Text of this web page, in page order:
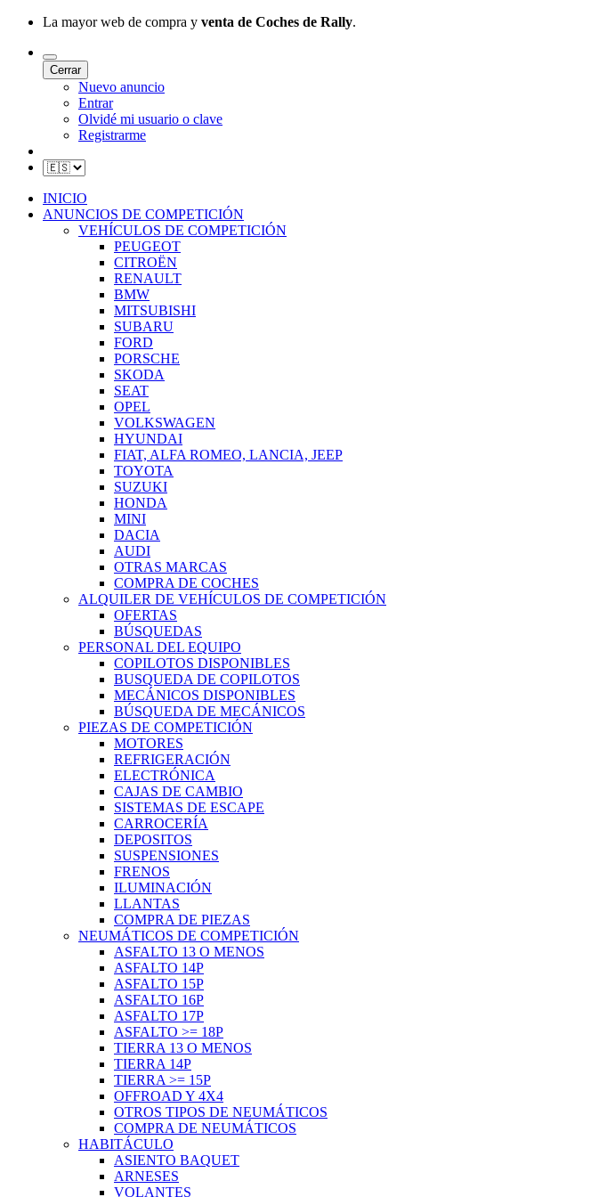
La mayor web de compra y venta de Coches de Rally.
Cerrar
Nuevo anuncio
Entrar
Olvidé mi usuario o clave
Registrarme
INICIO
ANUNCIOS DE COMPETICIÓN
VEHÍCULOS DE COMPETICIÓN
PEUGEOT
CITROËN
RENAULT
BMW
MITSUBISHI
SUBARU
FORD
PORSCHE
SKODA
SEAT
OPEL
VOLKSWAGEN
HYUNDAI
FIAT, ALFA ROMEO, LANCIA, JEEP
TOYOTA
SUZUKI
HONDA
MINI
DACIA
AUDI
OTRAS MARCAS
COMPRA DE COCHES
ALQUILER DE VEHÍCULOS DE COMPETICIÓN
OFERTAS
BÚSQUEDAS
PERSONAL DEL EQUIPO
COPILOTOS DISPONIBLES
BUSQUEDA DE COPILOTOS
MECÁNICOS DISPONIBLES
BÚSQUEDA DE MECÁNICOS
PIEZAS DE COMPETICIÓN
MOTORES
REFRIGERACIÓN
ELECTRÓNICA
CAJAS DE CAMBIO
SISTEMAS DE ESCAPE
CARROCERÍA
DEPOSITOS
SUSPENSIONES
FRENOS
ILUMINACIÓN
LLANTAS
COMPRA DE PIEZAS
NEUMÁTICOS DE COMPETICIÓN
ASFALTO 13 O MENOS
ASFALTO 14P
ASFALTO 15P
ASFALTO 16P
ASFALTO 17P
ASFALTO >= 18P
TIERRA 13 O MENOS
TIERRA 14P
TIERRA >= 15P
OFFROAD Y 4X4
OTROS TIPOS DE NEUMÁTICOS
COMPRA DE NEUMÁTICOS
HABITÁCULO
ASIENTO BAQUET
ARNESES
VOLANTES